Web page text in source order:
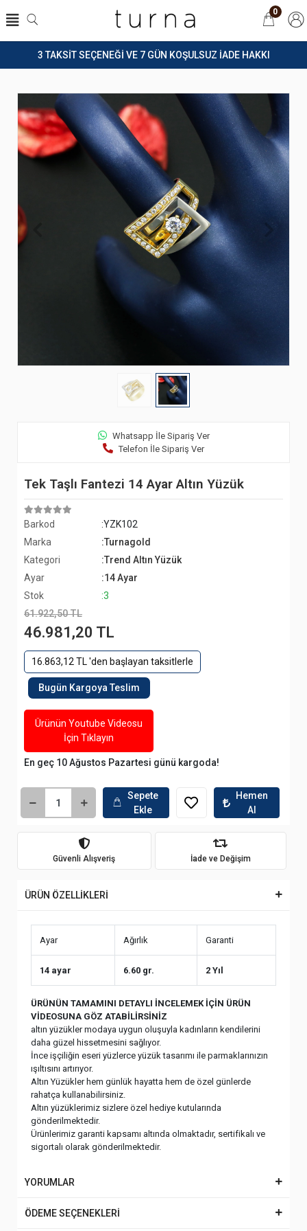
3 TAKSİT SEÇENEĞİ VE 7 GÜN KOŞULSUZ İADE HAKKI
0
Whatsapp İle Sipariş Ver
Telefon İle Sipariş Ver
Tek Taşlı Fantezi 14 Ayar Altın Yüzük
Barkod
:YZK102
Marka
:Turnagold
Kategori
:Trend Altın Yüzük
Ayar
:14 Ayar
Stok
:3
61.922,50 TL
46.981,20 TL
16.863,12 TL 'den başlayan taksitlerle
Bugün Kargoya Teslim
Ürünün Youtube Videosu
İçin Tıklayın
En geç 10 Ağustos Pazartesi günü kargoda!
Sepete
Ekle
Hemen
Al
Güvenli Alışveriş İade ve Değişim
ÜRÜN ÖZELLİKLERİ
Ayar Ağırlık Garanti
14 ayar 6.60 gr. 2 Yıl
ÜRÜNÜN TAMAMINI DETAYLI İNCELEMEK İÇİN ÜRÜN
VİDEOSUNA GÖZ ATABİLİRSİNİZ
altın yüzükler modaya uygun oluşuyla kadınların kendilerini
daha güzel hissetmesini sağlıyor.
İnce işçiliğin eseri yüzlerce yüzük tasarımı ile parmaklarınızın
ışıltısını artırıyor.
Altın Yüzükler hem günlük hayatta hem de özel günlerde
rahatça kullanabilirsiniz.
Altın yüzüklerimiz sizlere özel hediye kutularında
gönderilmektedir.
Ürünlerimiz garanti kapsamı altında olmaktadır, sertifikalı ve
sigortalı olarak gönderilmektedir.
YORUMLAR
ÖDEME SEÇENEKLERİ